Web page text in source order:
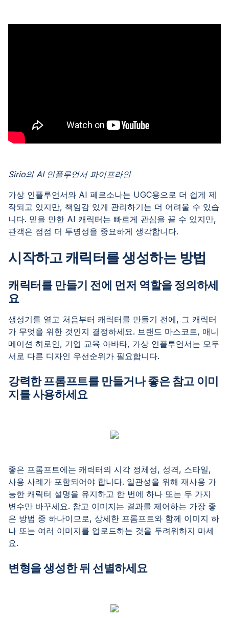
Sirio의 AI 인플루언서 파이프라인
가상 인플루언서와 AI 페르소나는 UGC용으로 더 쉽게 제
작되고 있지만, 책임감 있게 관리하기는 더 어려울 수 있습
니다. 믿을 만한 AI 캐릭터는 빠르게 관심을 끌 수 있지만,
관객은 점점 더 투명성을 중요하게 생각합니다.
시작하고 캐릭터를 생성하는 방법
캐릭터를 만들기 전에 먼저 역할을 정의하세
요
생성기를 열고 처음부터 캐릭터를 만들기 전에, 그 캐릭터
가 무엇을 위한 것인지 결정하세요. 브랜드 마스코트, 애니
메이션 히로인, 기업 교육 아바타, 가상 인플루언서는 모두
서로 다른 디자인 우선순위가 필요합니다.
강력한 프롬프트를 만들거나 좋은 참고 이미
지를 사용하세요
좋은 프롬프트에는 캐릭터의 시각 정체성, 성격, 스타일,
사용 사례가 포함되어야 합니다. 일관성을 위해 재사용 가
능한 캐릭터 설명을 유지하고 한 번에 하나 또는 두 가지
변수만 바꾸세요. 참고 이미지는 결과를 제어하는 가장 좋
은 방법 중 하나이므로, 상세한 프롬프트와 함께 이미지 하
나 또는 여러 이미지를 업로드하는 것을 두려워하지 마세
요.
변형을 생성한 뒤 선별하세요